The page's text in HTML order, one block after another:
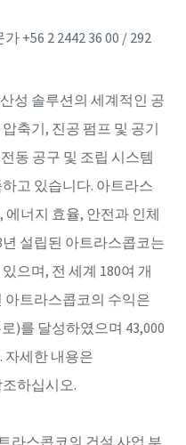
+56 2 2442 36 00 / 292
성 솔루션의 세계적인 공
축기, 진공 펌프 및 공기
동 공구 및 조립 시스템
고 있습니다. 아트라스
너지 효율, 안전과 인체
설립된 아트라스콥코는
으며, 전 세계 180여 개
아트라스콥코의 수익은
)를 달성하였으며 43,000
자세한 내용은
조하십시오.
라스콥코의 건설 사업 부